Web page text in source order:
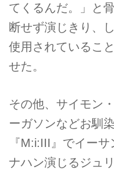
てくるんだ。」と
断せず演じきり、
使用されているこ
せた。
その他、サイモン
ーガソンなどお馴
『M:i:III』でイー
ナハン演じるジュ